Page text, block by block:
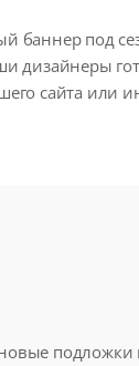
баннер под
дизайнеры
сайта или
подложки